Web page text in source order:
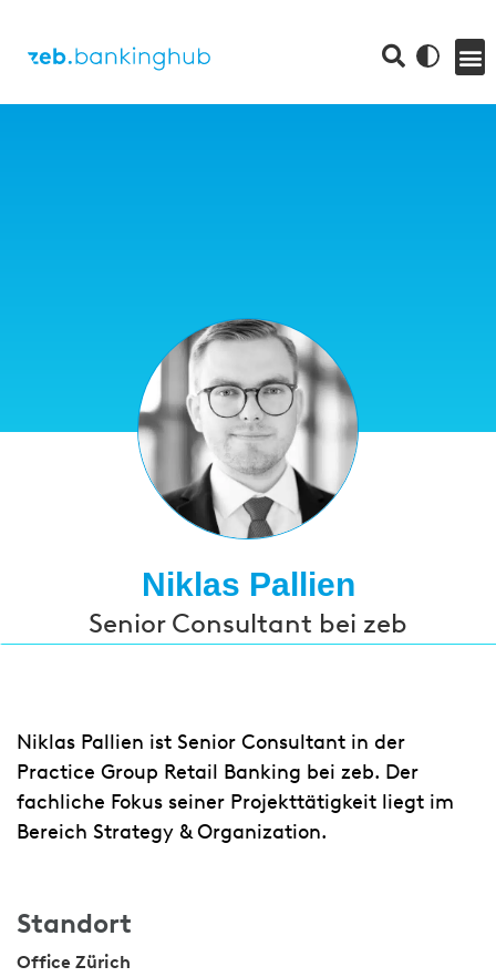
Niklas Pallien
Senior Consultant bei zeb
Niklas Pallien ist Senior Consultant in der
Practice Group Retail Banking bei zeb. Der
fachliche Fokus seiner Projekttätigkeit liegt im
Bereich Strategy & Organization.
Standort
Office Zürich